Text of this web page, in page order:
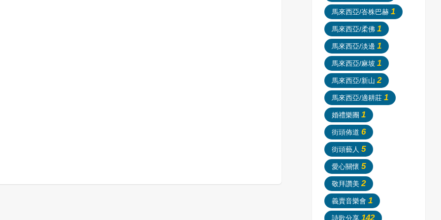
馬來西亞/峇株巴赫 1
馬來西亞/柔佛 1
馬來西亞/淡邊 1
馬來西亞/麻坡 1
馬來西亞/新山 2
馬來西亞/適耕莊 1
婚禮樂團 1
街頭佈道 6
街頭藝人 5
愛心關懷 5
敬拜讚美 2
義賣音樂會 1
詩歌分享 142